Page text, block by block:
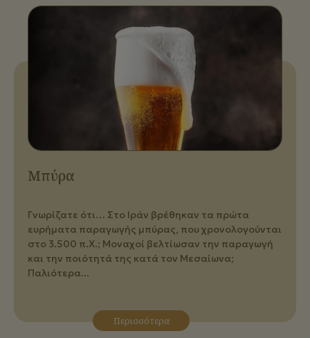
Μπύρα
Γνωρίζατε ότι… Στο Ιράν βρέθηκαν τα πρώτα
ευρήματα παραγωγής μπύρας, που χρονολογούνται
στο 3.500 π.Χ.; Μοναχοί βελτίωσαν την παραγωγή
και την ποιότητά της κατά τον Μεσαίωνα;
Παλιότερα...
Περισσότερα